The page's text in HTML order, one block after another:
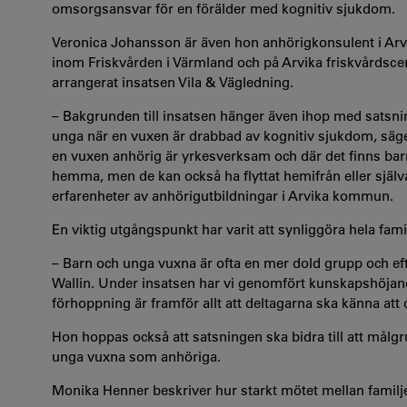
omsorgsansvar för en förälder med kognitiv sjukdom.
Veronica Johansson är även hon anhörigkonsulent i
inom Friskvården i Värmland och på Arvika
arrangerat insatsen Vila & Vägledning.
– Bakgrunden till insatsen hänger även ihop med
unga när en vuxen är drabbad av kognitiv sjukdom,
en vuxen anhörig är yrkesverksam och där det finns
hemma, men de kan också ha flyttat hemifrån eller
erfarenheter av anhörigutbildningar i Arvika kommun.
En viktig utgångspunkt har varit att synliggöra hela
– Barn och unga vuxna är ofta en mer dold grupp och
Wallin. Under insatsen har vi genomfört
förhoppning är framför allt att deltagarna ska känna att
Hon hoppas också att satsningen ska bidra till att
unga vuxna som anhöriga.
Monika Henner beskriver hur starkt mötet mellan